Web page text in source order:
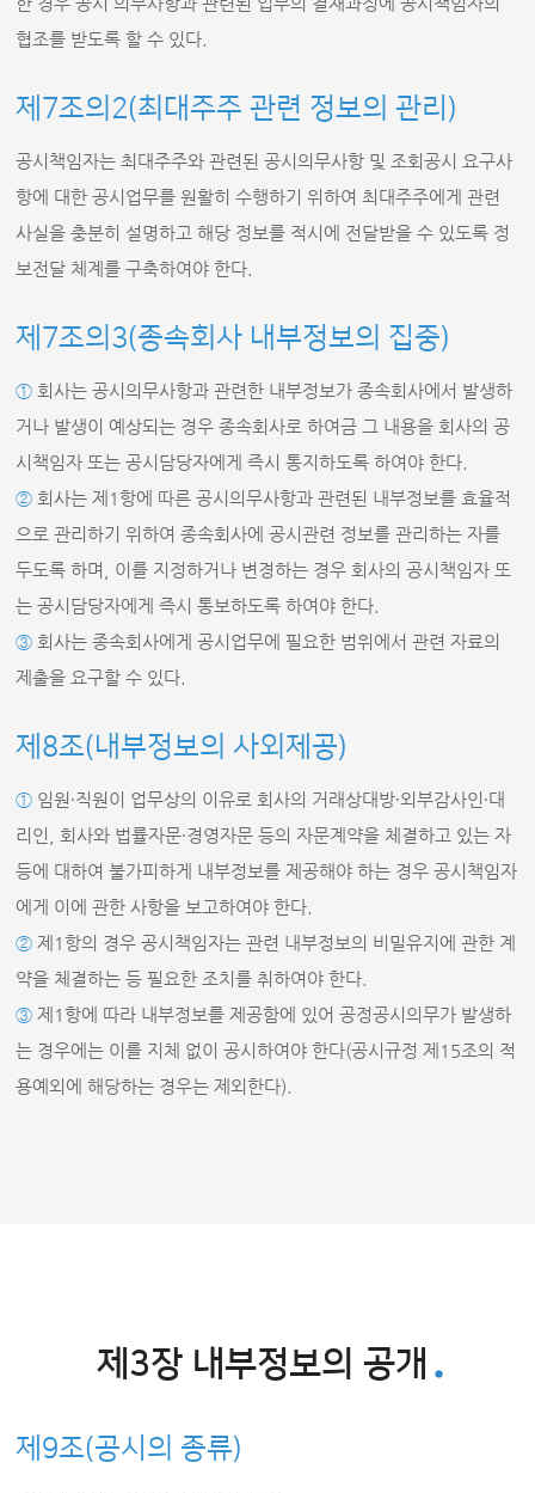
협조를 받도록 할 수 있다.
제7조의2(최대주주 관련 정보의 관리)
공시책임자는 최대주주와 관련된 공시의무사항 및 조회공시 요구사
항에 대한 공시업무를 원활히 수행하기 위하여 최대주주에게 관련
사실을 충분히 설명하고 해당 정보를 적시에 전달받을 수 있도록 정
보전달 체계를 구축하여야 한다.
제7조의3(종속회사 내부정보의 집중)
① 회사는 공시의무사항과 관련한 내부정보가 종속회사에서 발생하
거나 발생이 예상되는 경우 종속회사로 하여금 그 내용을 회사의 공
시책임자 또는 공시담당자에게 즉시 통지하도록 하여야 한다.
② 회사는 제1항에 따른 공시의무사항과 관련된 내부정보를 효율적
으로 관리하기 위하여 종속회사에 공시관련 정보를 관리하는 자를
두도록 하며, 이를 지정하거나 변경하는 경우 회사의 공시책임자 또
는 공시담당자에게 즉시 통보하도록 하여야 한다.
③ 회사는 종속회사에게 공시업무에 필요한 범위에서 관련 자료의
제출을 요구할 수 있다.
제8조(내부정보의 사외제공)
① 임원∙직원이 업무상의 이유로 회사의 거래상대방∙외부감사인∙대
리인, 회사와 법률자문∙경영자문 등의 자문계약을 체결하고 있는 자
등에 대하여 불가피하게 내부정보를 제공해야 하는 경우 공시책임자
에게 이에 관한 사항을 보고하여야 한다.
② 제1항의 경우 공시책임자는 관련 내부정보의 비밀유지에 관한 계
약을 체결하는 등 필요한 조치를 취하여야 한다.
③ 제1항에 따라 내부정보를 제공함에 있어 공정공시의무가 발생하
는 경우에는 이를 지체 없이 공시하여야 한다(공시규정 제15조의 적
용예외에 해당하는 경우는 제외한다).
제3장 내부정보의 공개
제9조(공시의 종류)